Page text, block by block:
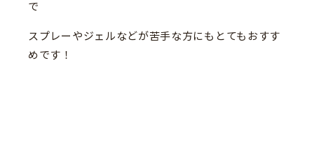
で
スプレーやジェルなどが苦手な方にもとてもおすす
めです！